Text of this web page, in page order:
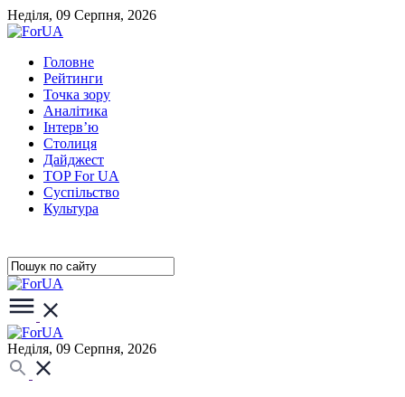
Неділя, 09 Серпня, 2026
Головне
Рейтинги
Точка зору
Аналітика
Інтерв’ю
Столиця
Дайджест
TOP For UA
Суспiльство
Культура
Неділя, 09 Серпня, 2026